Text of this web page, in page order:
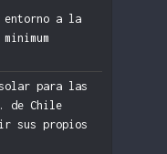
a la
para las
de Chile
sus propios